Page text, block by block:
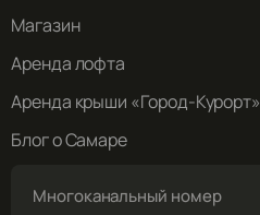
Магазин
Аренда лофта
Аренда крыши «Город-Курорт»
Блог о Самаре
Многоканальный номер